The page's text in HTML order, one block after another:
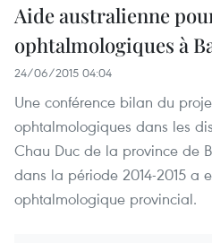
Aide australienne
ophtalmologiques à
24/06/2015 04:04
Une conférence bilan du
ophtalmologiques dans les
Chau Duc de la province de
dans la période 2014-2015 a
ophtalmologique provincial.